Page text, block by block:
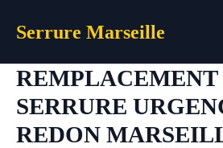
Serrure Marseille
REMPLACEMENT
SERRURE
REDON